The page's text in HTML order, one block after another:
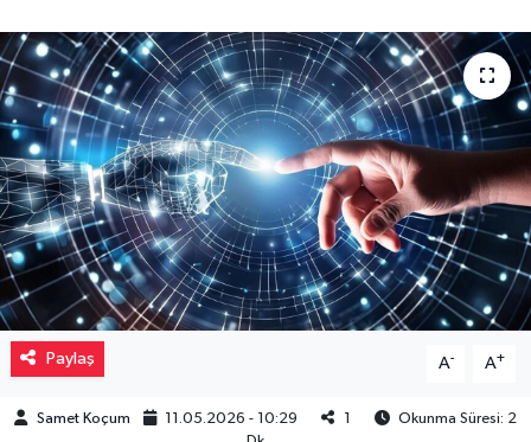
Paylaş A- A+
Samet Koçum 11.05.2026 - 10:29 1
Okunma Süresi: 2
Kültür Sanat
Magazin
Müzik
Piyasa
Resmi İlanlar
Sağlık